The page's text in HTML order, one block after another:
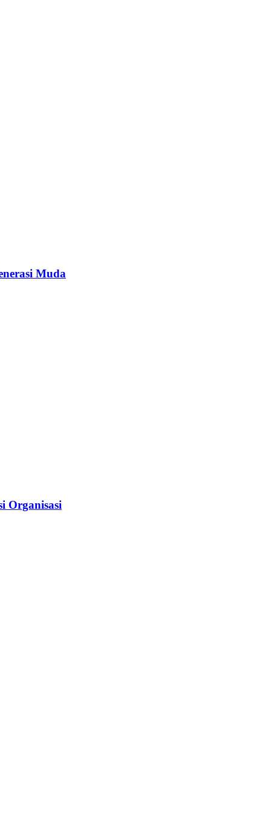
Muda
Organisasi